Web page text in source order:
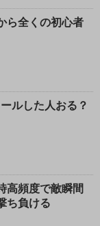
ら全くの初心者
ルした人おる？
高頻度で敵瞬間
ち負ける